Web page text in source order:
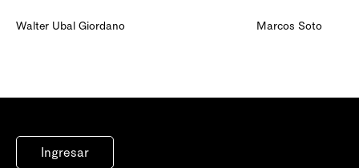
Walter Ubal Giordano Marcos Soto
Ingresar